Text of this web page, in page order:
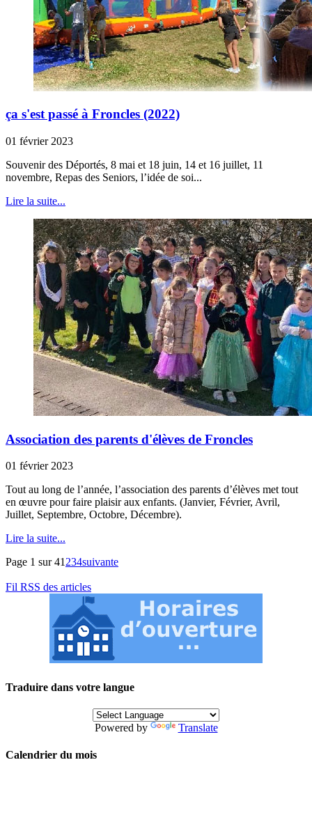
ça s'est passé à Froncles (2022)
01 février 2023
Souvenir des Déportés, 8 mai et 18 juin, 14 et 16 juillet, 11
novembre, Repas des Seniors, l’idée de soi...
Lire la suite...
Association des parents d'élèves de Froncles
01 février 2023
Tout au long de l’année, l’association des parents d’élèves met tout
en œuvre pour faire plaisir aux enfants. (Janvier, Février, Avril,
Juillet, Septembre, Octobre, Décembre).
Lire la suite...
Page 1 sur 41 234suivante
Fil RSS des articles
Traduire dans votre langue
Powered by Translate
Calendrier du mois